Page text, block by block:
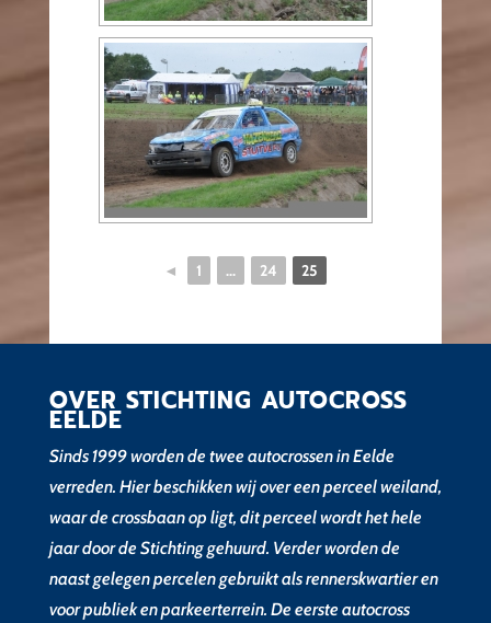
◄ 1 ... 24 25
OVER STICHTING AUTOCROSS
EELDE
Sinds 1999 worden de twee autocrossen in Eelde
verreden. Hier beschikken wij over een perceel weiland,
waar de crossbaan op ligt, dit perceel wordt het hele
jaar door de Stichting gehuurd. Verder worden de
naast gelegen percelen gebruikt als rennerskwartier en
voor publiek en parkeerterrein. De eerste autocross